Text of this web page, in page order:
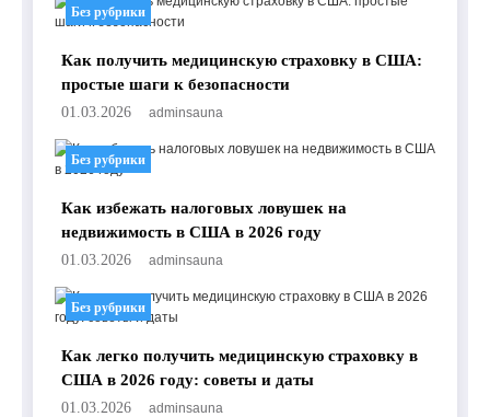
Без рубрики
Как получить медицинскую страховку в США:
простые шаги к безопасности
01.03.2026 adminsauna
Без рубрики
Как избежать налоговых ловушек на
недвижимость в США в 2026 году
01.03.2026 adminsauna
Без рубрики
Как легко получить медицинскую страховку в
США в 2026 году: советы и даты
01.03.2026 adminsauna